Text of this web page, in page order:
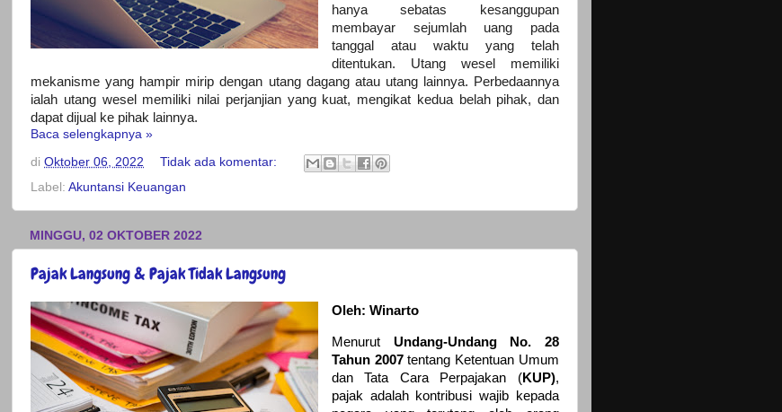
hanya sebatas kesanggupan
membayar sejumlah uang pada
tanggal atau waktu yang telah
ditentukan. Utang wesel memiliki
mekanisme yang hampir mirip dengan utang dagang atau utang lainnya. Perbedaannya
ialah utang wesel memiliki nilai perjanjian yang kuat, mengikat kedua belah pihak, dan
dapat dijual ke pihak lainnya.
Baca selengkapnya »
di Oktober 06, 2022
Tidak ada komentar:
Label: Akuntansi Keuangan
MINGGU, 02 OKTOBER 2022
Pajak Langsung & Pajak Tidak Langsung
Oleh: Winarto
Menurut Undang-Undang No. 28
Tahun 2007tentang Ketentuan Umum
dan Tata Cara Perpajakan (KUP),
pajak adalah kontribusi wajib kepada